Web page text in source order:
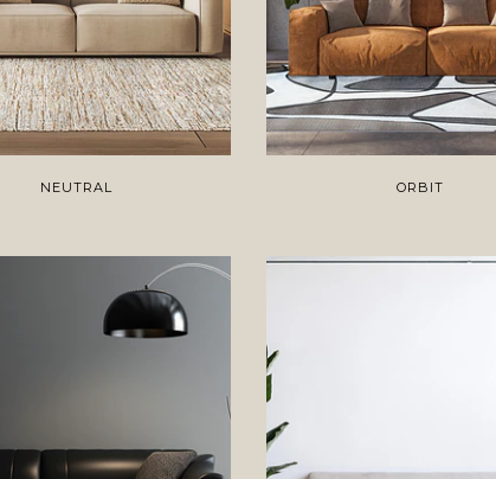
NEUTRAL ORBIT